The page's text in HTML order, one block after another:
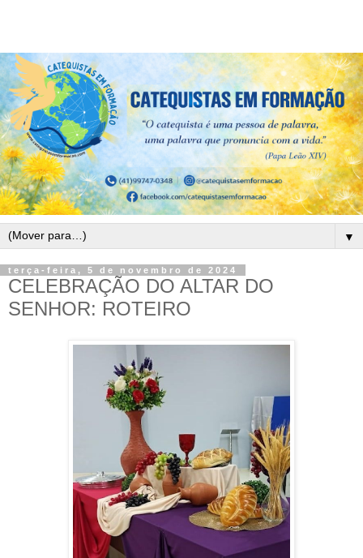
▼
terça-feira, 5 de novembro de 2024
CELEBRAÇÃO DO ALTAR DO
SENHOR: ROTEIRO